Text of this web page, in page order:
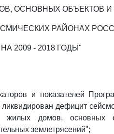
ОСНОВНЫХ ОБЪЕКТОВ И
РАЙОНАХ
2009 - 2018 ГОДЫ"
и показателей
дефицит
жилых домов, основных
землетрясений";